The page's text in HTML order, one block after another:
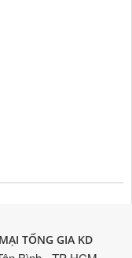
TỐNG GIA KD